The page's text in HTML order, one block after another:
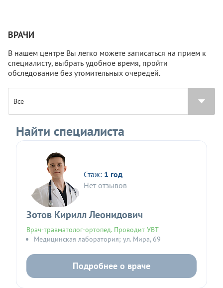
ВРАЧИ
В нашем центре Вы легко можете записаться на прием к
специалисту, выбрать удобное время, пройти
обследование без утомительных очередей.
Найти специалиста
Стаж: 1 год
Нет отзывов
Зотов Кирилл Леонидович
Врач-травматолог-ортопед. Проводит УВТ
Медицинская лаборатория; ул. Мира, 69
Подробнее о враче